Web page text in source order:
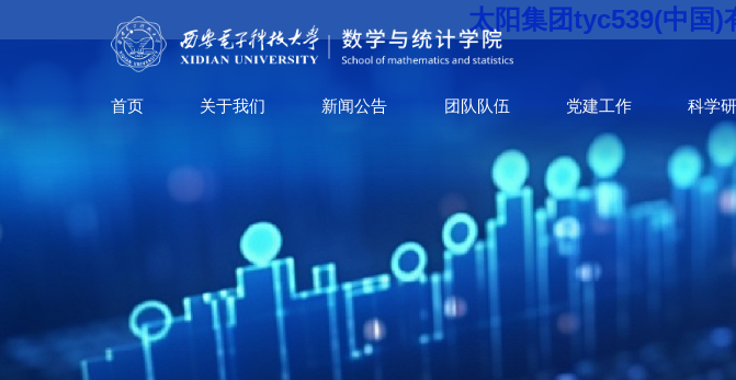
太阳集团tyc539(中国
首页 关于我们 新闻公告 团队队伍 党建工作 科学